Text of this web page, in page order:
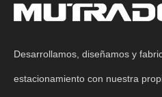
Desarrollamos, diseñamos y
estacionamiento con nuestra